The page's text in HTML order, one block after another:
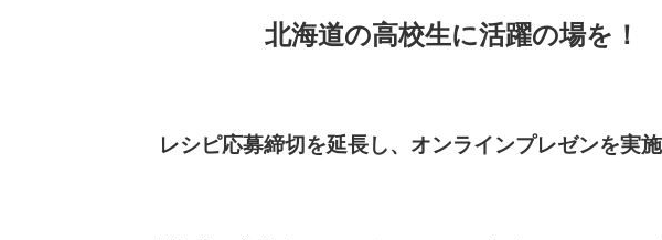
北海道の高校生に活躍の場を！
レシピ応募締切を延長し、オンラインプレゼンを実施